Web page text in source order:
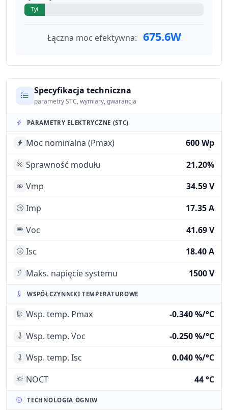
Tył
Łączna moc efektywna: 675.6W
Specyfikacja techniczna
parametry STC, wymiary, gwarancja
PARAMETRY ELEKTRYCZNE (STC)
Moc nominalna (Pmax)
600 Wp
Sprawność modułu
21.20%
Vmp
34.59 V
Imp
17.35 A
Voc
41.69 V
Isc
18.40 A
Maks. napięcie systemu
1500 V
WSPÓŁCZYNNIKI TEMPERATUROWE
Wsp. temp. Pmax
-0.340 %/°C
Wsp. temp. Voc
-0.250 %/°C
Wsp. temp. Isc
0.040 %/°C
NOCT
44 °C
TECHNOLOGIA OGNIW